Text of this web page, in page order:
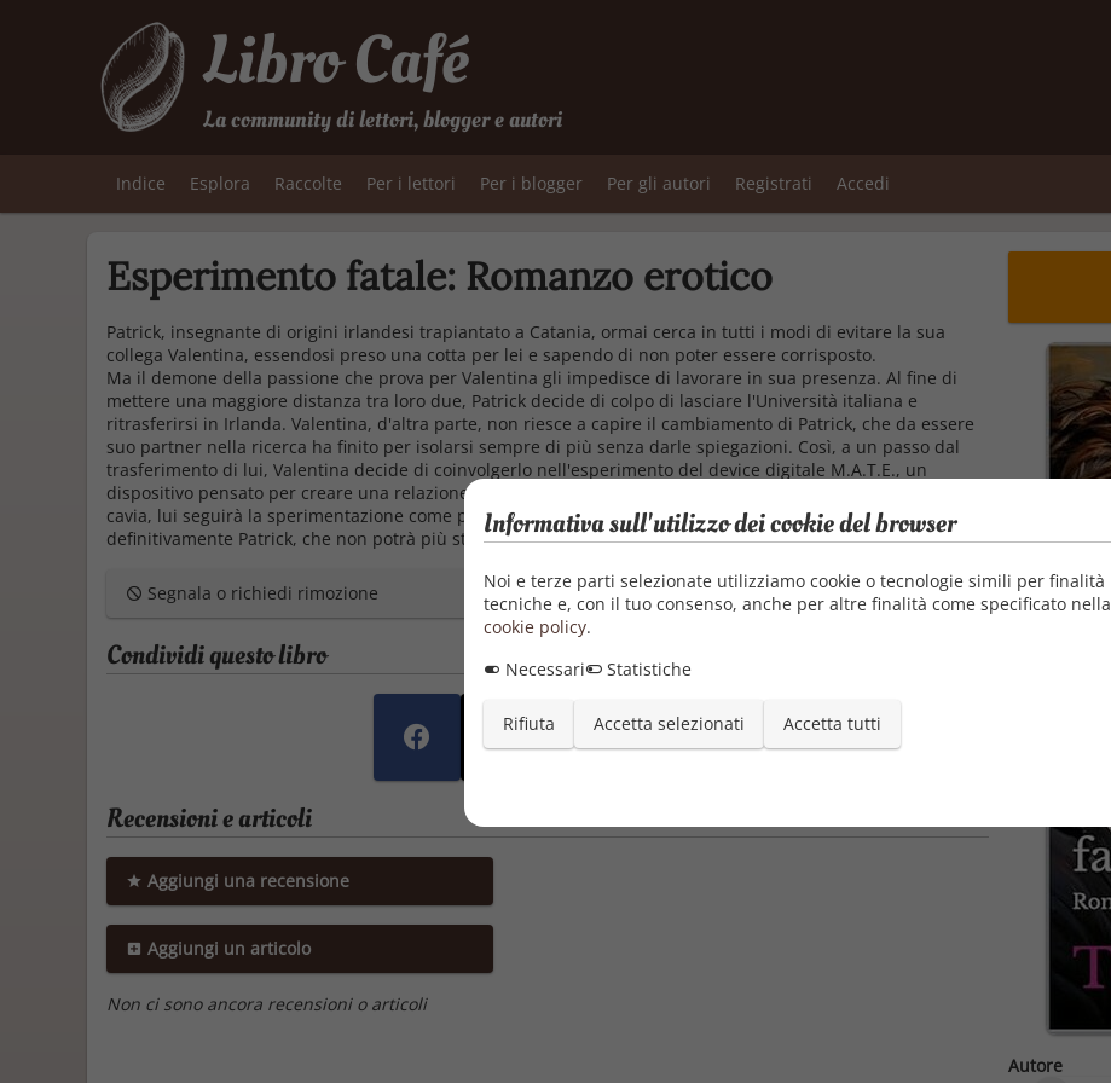
Libro Café
La community di lettori, blogger e autori
Indice Esplora Raccolte Per i lettori Per i blogger Per gli autori Registrati Accedi
Esperimento fatale: Romanzo erotico
Autore
Patrick, insegnante di origini irlandesi trapiantato a Catania, ormai cerca in tutti i modi di evitare la sua
collega Valentina, essendosi preso una cotta per lei e sapendo di non poter essere corrisposto.
Ma il demone della passione che prova per Valentina gli impedisce di lavorare in sua presenza. Al fine di
mettere una maggiore distanza tra loro due, Patrick decide di colpo di lasciare l'Università italiana e
ritrasferirsi in Irlanda. Valentina, d'altra parte, non riesce a capire il cambiamento di Patrick, che da essere
suo partner nella ricerca ha finito per isolarsi sempre di più senza darle spiegazioni. Così, a un passo dal
trasferimento di lui, Valentina decide di coinvolgerlo nell'esperimento del device digitale M.A.T.E., un
dispositivo pensato per creare una relazione sentimentale tra l'utente e un avatar artificiale. Lei farà da
cavia, lui seguirà la sperimentazione come psicologo. L'esperimento tuttavia rischia di fare capitolare
definitivamente Patrick, che non potrà più stare lontano dall'oggetto dei suoi desideri.
Segnala o richiedi rimozione
Condividi questo libro
Recensioni e articoli
Aggiungi una recensione
Aggiungi un articolo
Non ci sono ancora recensioni o articoli
Informativa sull'utilizzo dei cookie del browser
Noi e terze parti selezionate utilizziamo cookie o tecnologie simili per finalità
tecniche e, con il tuo consenso, anche per altre finalità come specificato nella
cookie policy.
Necessari
Statistiche
Rifiuta Accetta selezionati Accetta tutti